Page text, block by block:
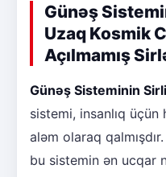
Günəş
Uzaq Kosmik
Açılmamış
Günəş Sisteminin
sistemi, insanlıq
aləm olaraq
bu sistemin ən ucqar